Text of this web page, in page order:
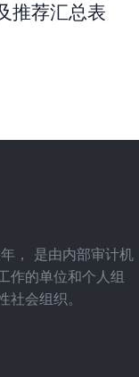
推荐汇总表
， 是由内部审计机
作的单位和个人组
会组织。